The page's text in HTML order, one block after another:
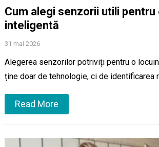
Cum alegi senzorii utili pentru
inteligentă
31 mai 2026
Alegerea senzorilor potriviți pentru o
ține doar de tehnologie, ci de identificarea
Read More